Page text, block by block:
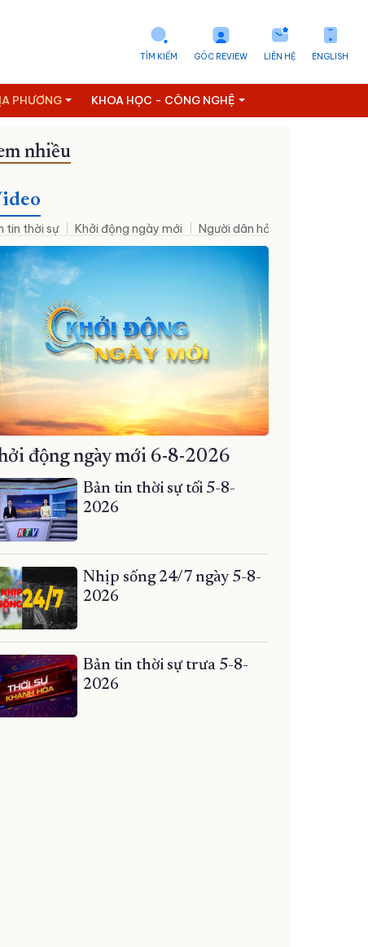
ENGLISH
LIÊN HỆ
GÓC REVIEW
TÌM KIẾM
PHƯƠNG KHOA HỌC - CÔNG NGHỆ
Xã Phước Hà
nhiều
tin thời sự Khởi động ngày mới Người dân hỏi – Cơ quan nhà
động ngày mới 6-8-2026
Bản tin thời sự tối 5-8-
2026
Nhịp sống 24/7 ngày 5-8-
2026
Bản tin thời sự trưa 5-8-
2026